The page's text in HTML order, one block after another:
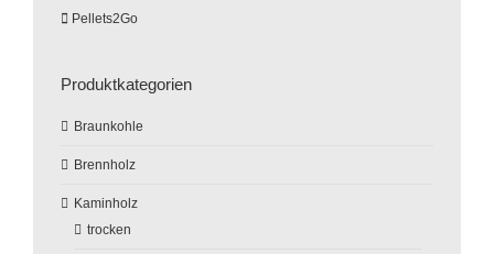
Pellets2Go
Produktkategorien
Braunkohle
Brennholz
Kaminholz
trocken